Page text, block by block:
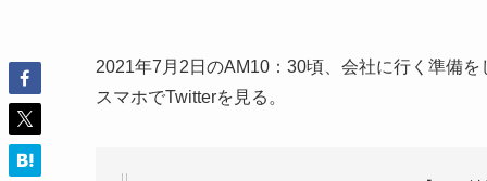
2021年7月2日のAM10：30頃、会社に行く準備を
スマホでTwitterを見る。